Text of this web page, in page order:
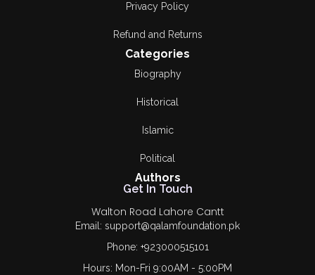
Privacy Policy
Refund and Returns
Categories
Biography
Historical
Islamic
Political
Authors
Get In Touch
Walton Road Lahore Cantt
Email: support@qalamfoundation.pk
Phone: +923000515101
Hours: Mon-Fri 9:00AM - 5:00PM